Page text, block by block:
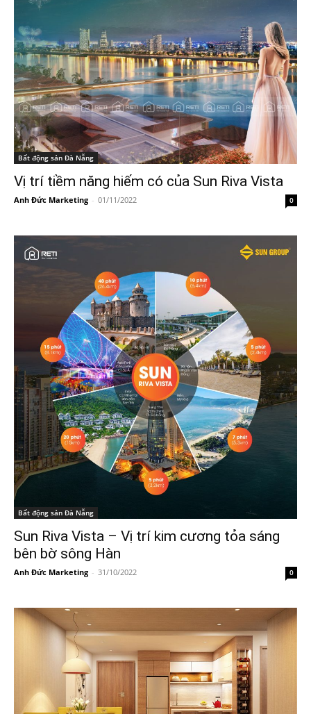
Bất động sản Đà Nẵng
Vị trí tiềm năng hiếm có của Sun Riva Vista
Anh Đức Marketing - 01/11/2022 0
Bất động sản Đà Nẵng
Sun Riva Vista – Vị trí kim cương tỏa sáng
bên bờ sông Hàn
Anh Đức Marketing - 31/10/2022 0